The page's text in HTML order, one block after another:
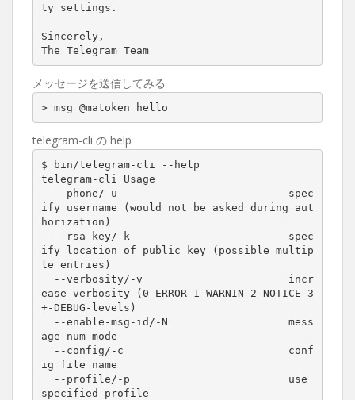
ty settings.
Sincerely,
The Telegram Team
メッセージを送信してみる
> msg @matoken hello
telegram-cli の help
$ bin/telegram-cli --help
telegram-cli Usage
ify username (would not be asked during aut
horization)
ify location of public key (possible multip
le entries)
ease verbosity (0-ERROR 1-WARNIN 2-NOTICE 3
+-DEBUG-levels)
age num mode
ig file name
specified profile